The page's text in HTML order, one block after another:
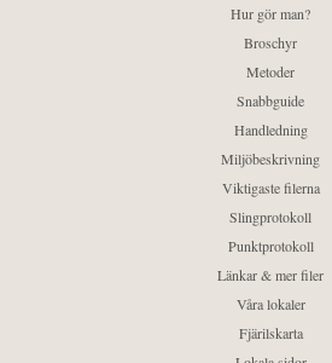
Hur gör man?
Broschyr
Metoder
Snabbguide
Handledning
Miljöbeskrivning
Viktigaste filerna
Slingprotokoll
Punktprotokoll
Länkar & mer filer
Våra lokaler
Fjärilskarta